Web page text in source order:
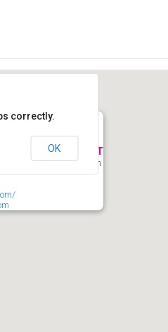
SẠN BẮC VIỆT
Bàn, Hà Nội, Việt Nam
correctly.
OK